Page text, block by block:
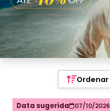
Ordenar
Data sugerida 07/10/2026